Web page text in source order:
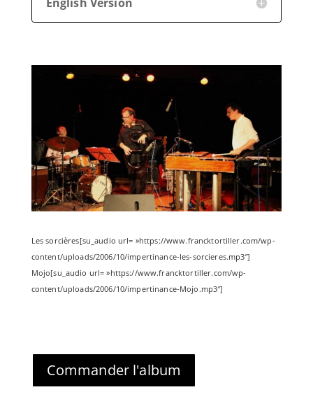
Les sorcières[su_audio url= »https://www.francktortiller.com/wp-
content/uploads/2006/10/impertinance-les-sorcieres.mp3″]
Mojo[su_audio url= »https://www.francktortiller.com/wp-
content/uploads/2006/10/impertinance-Mojo.mp3″]
Commander l'album